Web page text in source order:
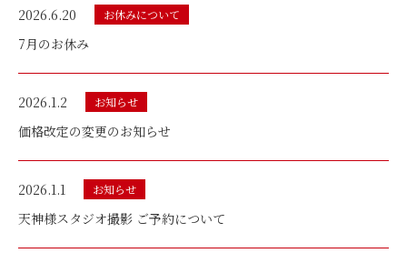
2026.6.20 お休みについて
7月のお休み
2026.1.2 お知らせ
価格改定の変更のお知らせ
2026.1.1 お知らせ
天神様スタジオ撮影 ご予約について